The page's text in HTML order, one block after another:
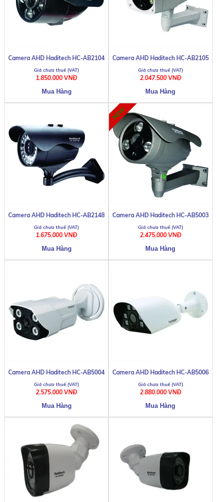
Camera AHD Haditech HC-AB2104
1.850.000 VNĐ
Camera AHD Haditech HC-AB2105
2.047.500 VNĐ
Camera AHD Haditech HC-AB2148
1.675.000 VNĐ
Camera AHD Haditech HC-AB5003
2.475.000 VNĐ
Camera AHD Haditech HC-AB5004
2.575.000 VNĐ
Camera AHD Haditech HC-AB5006
2.880.000 VNĐ